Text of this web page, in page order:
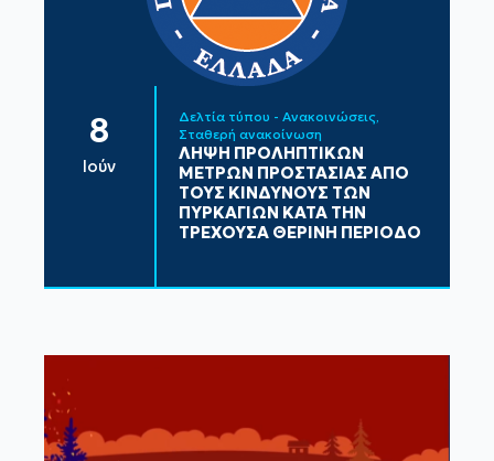
8
Ιούν
Δελτία τύπου - Ανακοινώσεις
Σταθερή ανακοίνωση
ΛΗΨΗ ΠΡΟΛΗΠΤΙΚΩΝ
ΜΕΤΡΩΝ ΠΡΟΣΤΑΣΙΑΣ ΑΠΟ
ΤΟΥΣ ΚΙΝΔΥΝΟΥΣ ΤΩΝ
ΠΥΡΚΑΓΙΩΝ ΚΑΤΑ ΤΗΝ
ΤΡΕΧΟΥΣΑ ΘΕΡΙΝΗ ΠΕΡΙΟΔΟ